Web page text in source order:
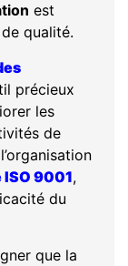
est
qualité.
précieux
les
de
9001,
du
que la